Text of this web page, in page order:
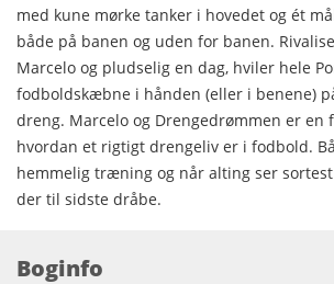
med kune mørke tanker i hovedet og ét
både på banen og uden for banen.
Marcelo og pludselig en dag, hviler hele
fodboldskæbne i hånden (eller i benene)
dreng. Marcelo og Drengedrømmen er
hvordan et rigtigt drengeliv er i fodbold.
hemmelig træning og når alting ser
der til sidste dråbe.
Boginfo